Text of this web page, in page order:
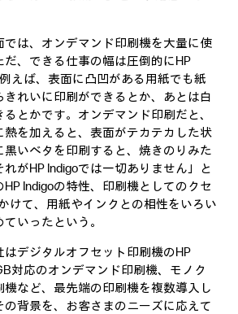
は、オンデマンド印刷機を大量に使
だ、できる仕事の幅は圧倒的にHP
えば、表面に凸凹がある用紙でも紙
れいに印刷ができるとか、あとは白
とかです。オンデマンド印刷だと、
熱を加えると、表面がテカテカした状
黒いベタを印刷すると、焼きのりみた
がHP Indigoでは一切ありません」と
Indigoの特性、印刷機としてのクセ
けて、用紙やインクとの相性をいろい
いったという。
デジタルオフセット印刷機のHP
対応のオンデマンド印刷機、モノク
機など、最先端の印刷機を複数導入し
背景を、お客さまのニーズに応えて